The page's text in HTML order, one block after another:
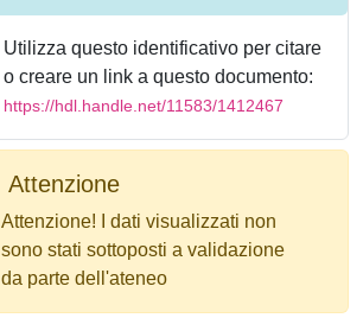
Utilizza questo identificativo per citare
o creare un link a questo documento:
https://hdl.handle.net/11583/1412467
Attenzione
Attenzione! I dati visualizzati non
sono stati sottoposti a validazione
da parte dell'ateneo